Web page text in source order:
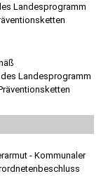
Landesprogramm
Landesprogramm
- Kommunaler